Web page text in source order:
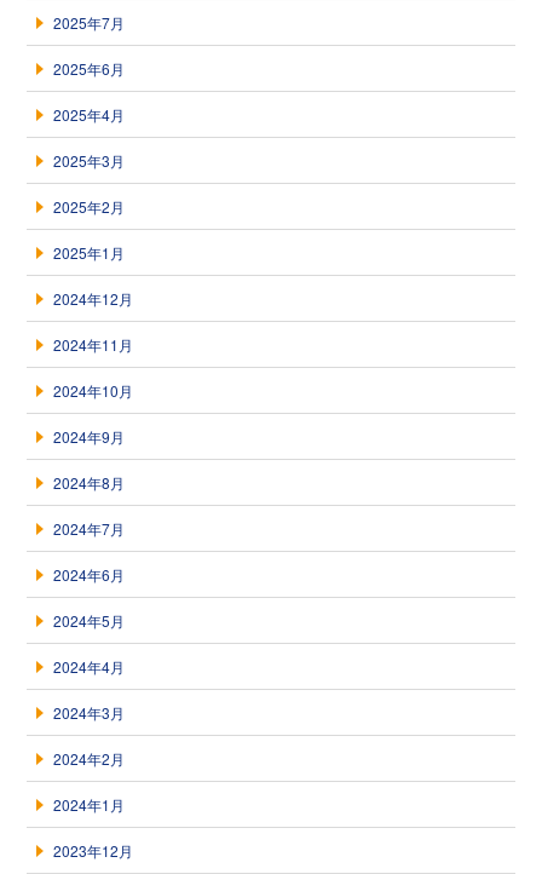
2025年7月
2025年6月
2025年4月
2025年3月
2025年2月
2025年1月
2024年12月
2024年11月
2024年10月
2024年9月
2024年8月
2024年7月
2024年6月
2024年5月
2024年4月
2024年3月
2024年2月
2024年1月
2023年12月